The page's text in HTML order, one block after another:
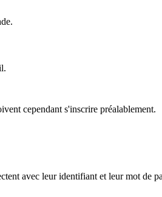
cependant s'inscrire préalablement.
avec leur identifiant et leur mot de